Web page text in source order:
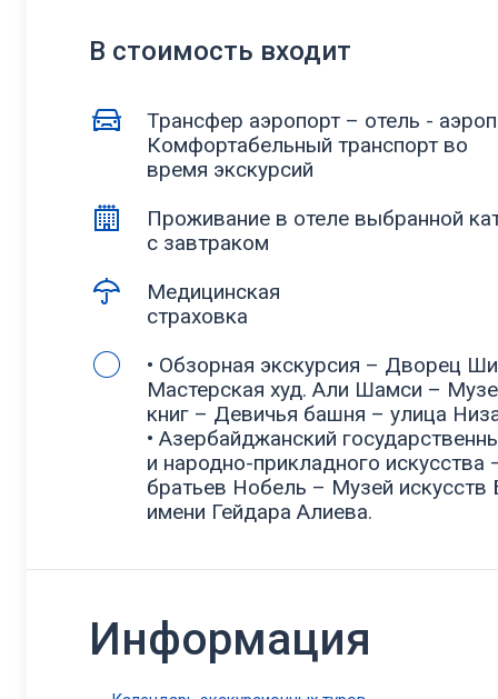
В стоимость входит
Трансфер аэропорт – отель -
Комфортабельный транспорт во
время экскурсий
Проживание в отеле выбранной
с завтраком
Медицинская
страховка
• Обзорная экскурсия – Дворец
Мастерская худ. Али Шамси –
книг – Девичья башня – улица
• Азербайджанский
и народно-прикладного
братьев Нобель – Музей искусств
имени Гейдара Алиева.
Информация